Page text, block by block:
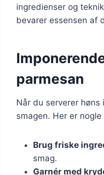
ingredienser og
bevarer essensen af
parmesan
Når du serverer
smagen. Her er
Brug friske
smag.
Garnér med